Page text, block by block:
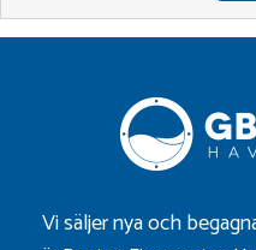
Vi säljer nya och